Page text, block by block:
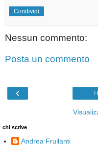
Condividi
Nessun commento:
Posta un commento
‹
chi scrive
Andrea Frullanti